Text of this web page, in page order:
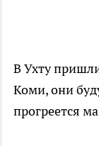
В Ухту
Коми, они
прогреется